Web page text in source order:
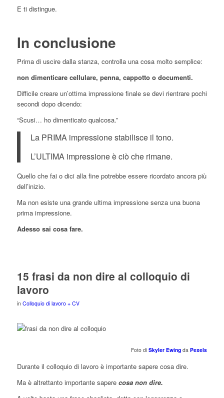
E ti distingue.
In conclusione
Prima di uscire dalla stanza, controlla una cosa molto semplice:
non dimenticare cellulare, penna, cappotto o documenti.
Difficile creare un’ottima impressione finale se devi rientrare pochi
secondi dopo dicendo:
“Scusi… ho dimenticato qualcosa.”
La PRIMA impressione stabilisce il tono.
L’ULTIMA impressione è ciò che rimane.
Quello che fai o dici alla fine potrebbe essere ricordato ancora più
dell’inizio.
Ma non esiste una grande ultima impressione senza una buona
prima impressione.
Adesso sai cosa fare.
15 frasi da non dire al colloquio di
lavoro
in Colloquio di lavoro + CV
Foto diSkyler Ewing daPexels
Durante il colloquio di lavoro è importante sapere cosa dire.
Ma è altrettanto importante sapere cosa non dire.